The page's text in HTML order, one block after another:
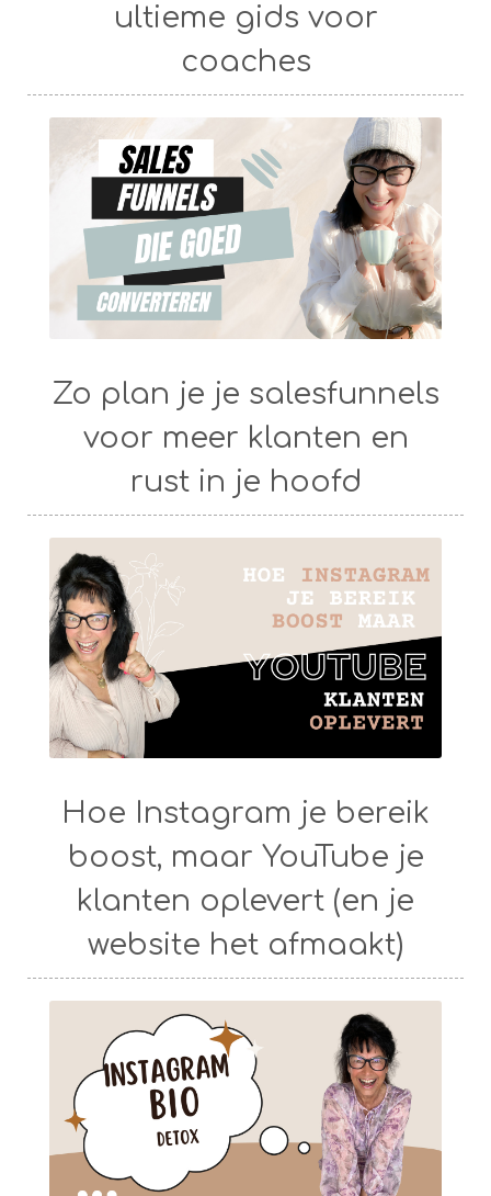
ultieme gids voor
coaches
Zo plan je je salesfunnels
voor meer klanten en
rust in je hoofd
Hoe Instagram je bereik
boost, maar YouTube je
klanten oplevert (en je
website het afmaakt)